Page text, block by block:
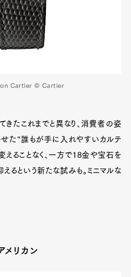
Cartier © Cartier
きたこれまでと異なり、消費者の姿
た“誰もが手に入れやすいカルテ
えることなく、一方で18金や宝石を
るという新たな試みも。ミニマルな
メリカン